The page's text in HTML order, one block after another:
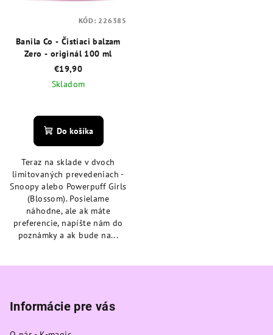
Banila Co - Čistiaci balzam
Zero - originál 100 ml
€19,90
Skladom
hodnotenie
produktu
z
5
hviezdičiek.
Do košíka
Teraz na sklade v dvoch
limitovaných prevedeniach -
Snoopy alebo Powerpuff Girls
(Blossom). Posielame
náhodne, ale ak máte
preferencie, napíšte nám do
poznámky a ak bude na...
KÓD: 226385
Informácie pre vás